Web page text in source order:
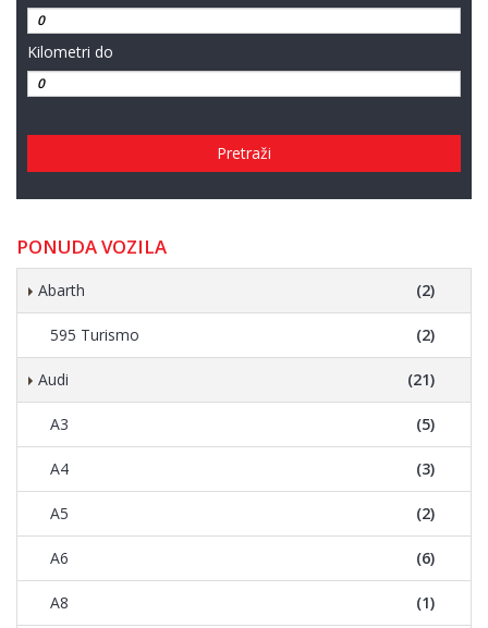
Kilometri do
Pretraži
PONUDA VOZILA
Abarth (2)
595 Turismo (2)
Audi (21)
A3 (5)
A4 (3)
A5 (2)
A6 (6)
A8 (1)